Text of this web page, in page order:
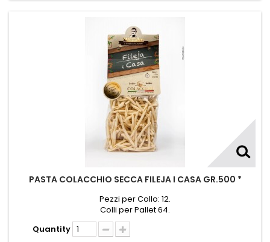
PASTA COLACCHIO SECCA FILEJA I CASA GR.500 *
Pezzi per Collo: 12.
Colli per Pallet 64.
Quantity